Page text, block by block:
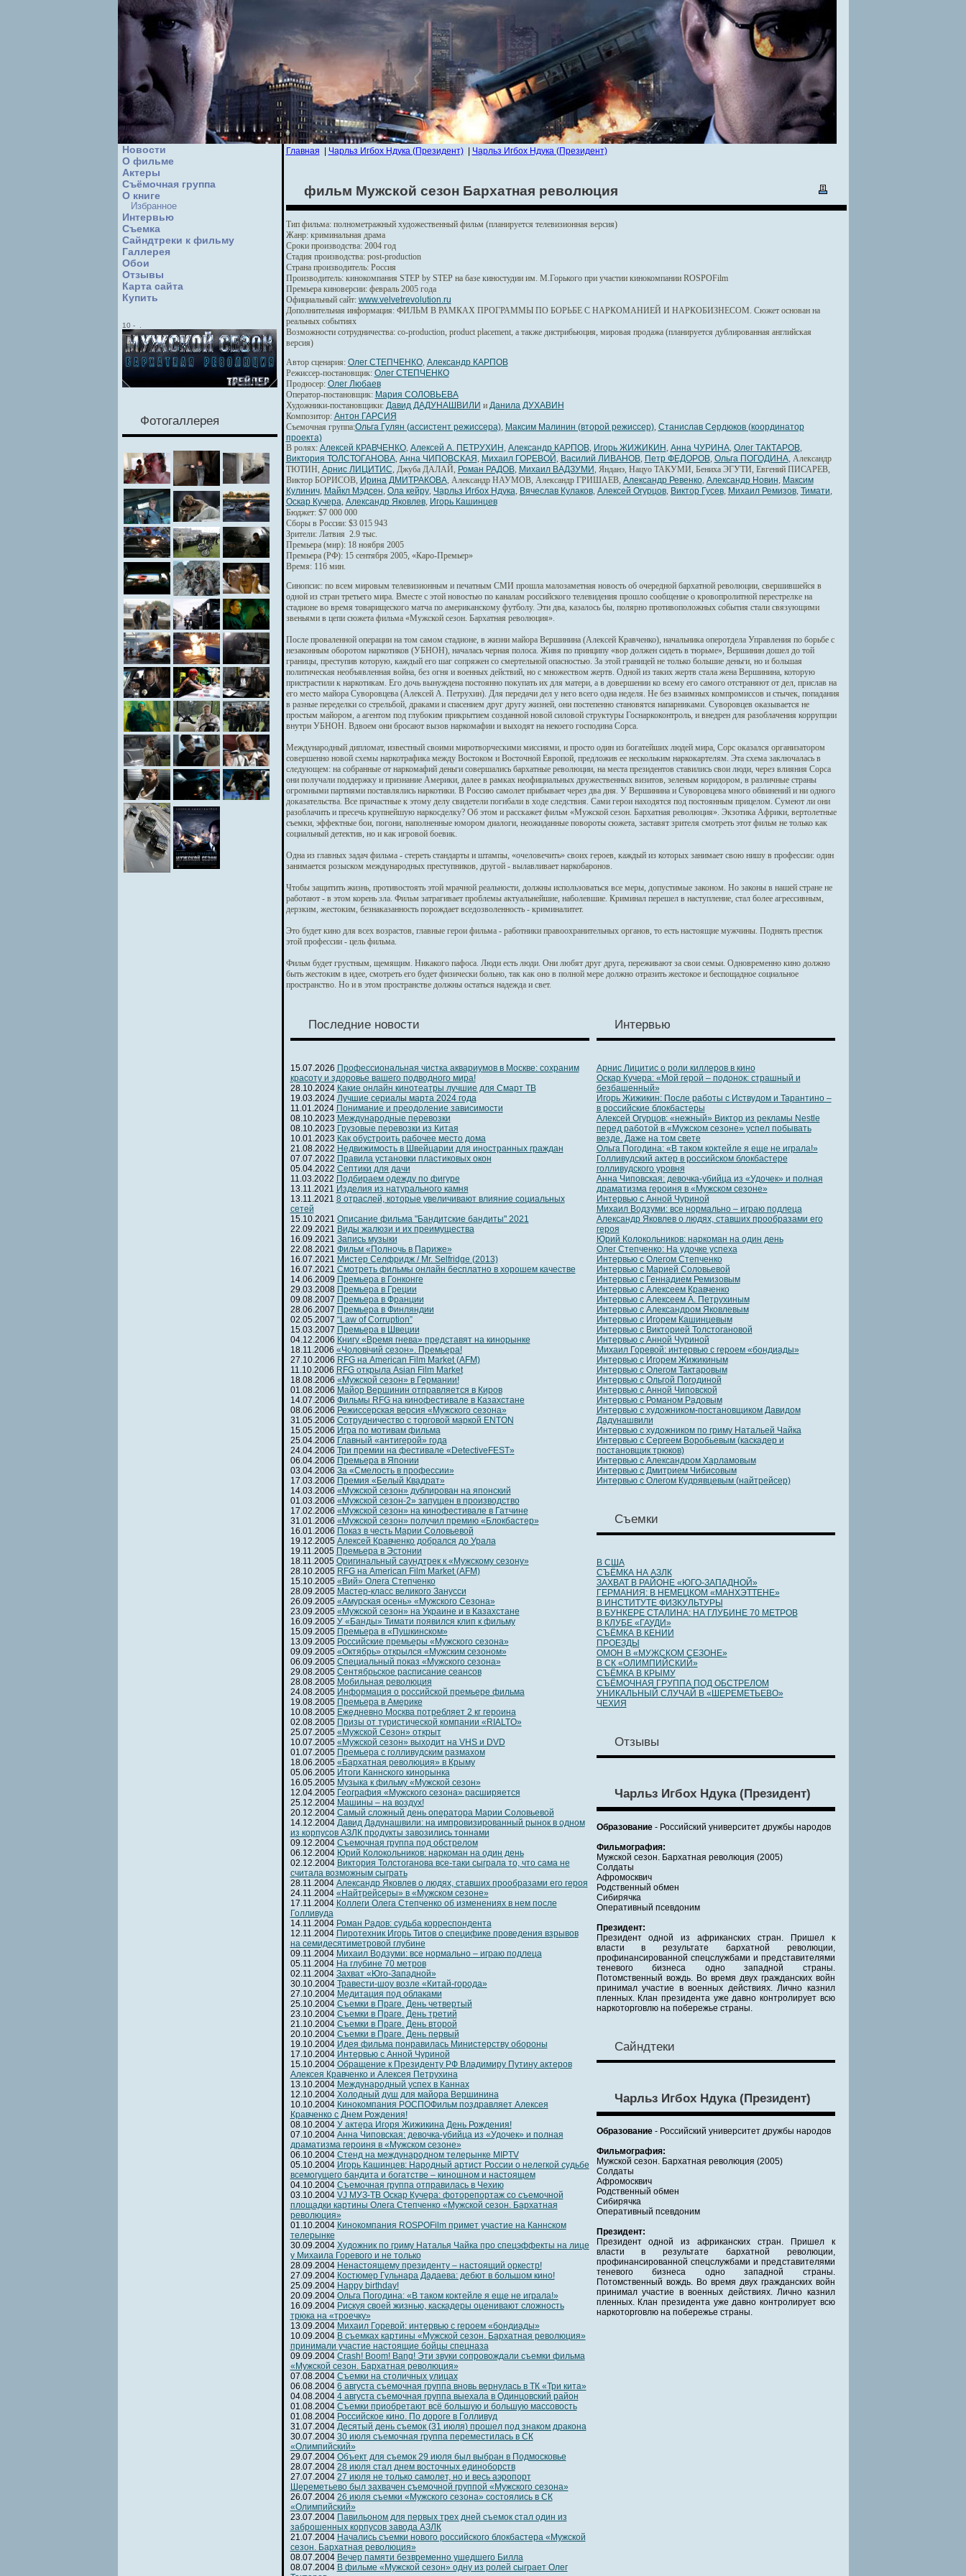
Новости
О фильме
Актеры
Съёмочная группа
О книге
Избранное
Интервью
Cъемка
Сайндтреки к фильму
Галлерея
Обои
Отзывы
Карта сайта
Купить
10 -
Фотогаллерея
Главная Чарльз Игбох Ндука (Президент) Чарльз Игбох Ндука (Президент)
фильм Мужской сезон Бархатная революция
Тип фильма:полнометражный художественный фильм (планируется телевизионная версия)
Жанр:криминальная драма
Сроки производства:2004 год
Стадия производства:post-production
Страна производитель:Россия
Производитель:кинокомпания STEP by STEP на базе киностудии им. М.Горького при участии кинокомпании ROSPOFilm
Премьера киноверсии:февраль 2005 года
Официальный сайт: www.velvetrevolution.ru
Дополнительная информация:ФИЛЬМ В РАМКАХ ПРОГРАММЫ ПО БОРЬБЕ С НАРКОМАНИЕЙ И НАРКОБИЗНЕСОМ. Сюжет основан на
реальных событиях
Возможности сотрудничества:co-production, product placement, а также дистрибьюция, мировая продажа (планируется дублированная английская
версия)
Автор сценария: Олег СТЕПЧЕНКО, Александр КАРПОВ
Режиссер-постановщик: Олег СТЕПЧЕНКО
Продюсер: Олег Любаев
Оператор-постановщик: Мария СОЛОВЬЕВА
Художники-постановщики: Давид ДАДУНАШВИЛИ и Данила ДУХАВИН
Композитор: Антон ГАРСИЯ
Съемочная группа:Ольга Гулян (ассистент режиссера), Максим Малинин (второй режиссер), Станислав Сердюков (координатор
проекта)
В ролях: Алексей КРАВЧЕНКО, Алексей А. ПЕТРУХИН, Александр КАРПОВ, Игорь ЖИЖИКИН, Анна ЧУРИНА, Олег ТАКТАРОВ,
Виктория ТОЛСТОГАНОВА, Анна ЧИПОВСКАЯ, Михаил ГОРЕВОЙ, Василий ЛИВАНОВ, Петр ФЕДОРОВ, Ольга ПОГОДИНА, Александр
ТЮТИН, Арнис ЛИЦИТИС, Джуба ДАЛАЙ, Роман РАДОВ, Михаил ВАДЗУМИ, Янданэ, Нацуо ТАКУМИ, Бениха ЭГУТИ, Евгений ПИСАРЕВ,
Виктор БОРИСОВ, Ирина ДМИТРАКОВА, Александр НАУМОВ, Александр ГРИШАЕВ, Александр Ревенко, Александр Новин, Максим
Кулинич, Майкл Мэдсен, Ола кейру, Чарльз Игбох Ндука, Вячеслав Кулаков, Алексей Огурцов, Виктор Гусев, Михаил Ремизов, Тимати,
Оскар Кучера, Александр Яковлев, Игорь Кашинцев
Бюджет: $7 000 000
Сборы в России: $3 015 943
Зрители: Латвия 2.9 тыс.
Премьера (мир): 18 ноября 2005
Премьера (РФ): 15 сентября 2005, «Каро-Премьер»
Время: 116 мин.
Синопсис:по всем мировым телевизионным и печатным СМИ прошла малозаметная новость об очередной бархатной революции, свершившейся в
одной из стран третьего мира. Вместе с этой новостью по каналам российского телевидения прошло сообщение о кровопролитной перестрелке на
стадионе во время товарищеского матча по американскому футболу. Эти два, казалось бы, полярно противоположных события стали связующими
звеньями в цепи сюжета фильма «Мужской сезон. Бархатная революция».
После проваленной операции на том самом стадионе, в жизни майора Вершинина (Алексей Кравченко), начальника оперотдела Управления по борьбе с
незаконным оборотом наркотиков (УБНОН), началась черная полоса. Живя по принципу «вор должен сидеть в тюрьме», Вершинин дошел до той
границы, преступив которую, каждый его шаг сопряжен со смертельной опасностью. За этой границей не только большие деньги, но и большая
политическая необъявленная война, без огня и военных действий, но с множеством жертв. Одной из таких жертв стала жена Вершинина, которую
пристрастили к наркотикам. Его дочь вынуждена постоянно покупать их для матери, а в довершении ко всему его самого отстраняют от дел, прислав на
его место майора Суворовцева (Алексей А. Петрухин). Для передачи дел у него всего одна неделя. Не без взаимных компромиссов и стычек, попадания
в разные переделки со стрельбой, драками и спасением друг другу жизней, они постепенно становятся напарниками. Суворовцев оказывается не
простым майором, а агентом под глубоким прикрытием созданной новой силовой структуры Госнаркоконтроль, и внедрен для разоблачения коррупции
внутри УБНОН. Вдвоем они бросают вызов наркомафии и выходят на некоего господина Сорса.
Международный дипломат, известный своими миротворческими миссиями, и просто один из богатейших людей мира, Сорс оказался организатором
совершенно новой схемы наркотрафика между Востоком и Восточной Европой, предложив ее нескольким наркокартелям. Эта схема заключалась в
следующем: на собранные от наркомафий деньги совершались бархатные революции, на места президентов ставились свои люди, через влияния Сорса
они получали поддержку и признание Америки, далее в рамках неофициальных дружественных визитов, зеленым коридором, в различные страны
огромными партиями поставлялись наркотики. В Россию самолет прибывает через два дня. У Вершинина и Суворовцева много обвинений и ни одного
доказательства. Все причастные к этому делу свидетели погибали в ходе следствия. Сами герои находятся под постоянным прицелом. Сумеют ли они
разоблачить и пресечь крупнейшую наркосделку? Об этом и расскажет фильм «Мужской сезон. Бархатная революция». Экзотика Африки, вертолетные
съемки, эффектные бои, погони, наполненные юмором диалоги, неожиданные повороты сюжета, заставят зрителя смотреть этот фильм не только как
социальный детектив, но и как игровой боевик.
Одна из главных задач фильма - стереть стандарты и штампы, «очеловечить» своих героев, каждый из которых занимает свою нишу в профессии: один
занимается розыском международных преступников, другой - вылавливает наркобаронов.
Чтобы защитить жизнь, противостоять этой мрачной реальности, должны использоваться все меры, допустимые законом. Но законы в нашей стране не
работают - в этом корень зла. Фильм затрагивает проблемы актуальнейшие, наболевшие. Криминал перешел в наступление, стал более агрессивным,
дерзким, жестоким, безнаказанность порождает вседозволенность - криминалитет.
Это будет кино для всех возрастов, главные герои фильма - работники правоохранительных органов, то есть настоящие мужчины. Поднять престиж
этой профессии - цель фильма.
Фильм будет грустным, щемящим. Никакого пафоса. Люди есть люди. Они любят друг друга, переживают за свои семьи. Одновременно кино должно
быть жестоким в идее, смотреть его будет физически больно, так как оно в полной мере должно отразить жестокое и беспощадное социальное
пространство. Но и в этом пространстве должны остаться надежда и свет.
Последние новости
15.07.2026 Профессиональная чистка аквариумов в Москве: сохраним
красоту и здоровье вашего подводного мира!
28.10.2024 Какие онлайн кинотеатры лучшие для Смарт ТВ
19.03.2024 Лучшие сериалы марта 2024 года
11.01.2024 Понимание и преодоление зависимости
08.10.2023 Международные перевозки
08.10.2023 Грузовые перевозки из Китая
10.01.2023 Как обустроить рабочее место дома
21.08.2022 Недвижимость в Швейцарии для иностранных граждан
07.07.2022 Правила установки пластиковых окон
05.04.2022 Септики для дачи
11.03.2022 Подбираем одежду по фигуре
13.11.2021 Изделия из натурального камня
13.11.2021 8 отраслей, которые увеличивают влияние социальных
сетей
15.10.2021 Описание фильма "Бандитские бандиты" 2021
22.09.2021 Виды жалюзи и их преимущества
16.09.2021 Запись музыки
22.08.2021 Фильм «Полночь в Париже»
16.07.2021 Мистер Селфридж / Mr. Selfridge (2013)
16.07.2021 Смотреть фильмы онлайн бесплатно в хорошем качестве
14.06.2009 Премьера в Гонконге
29.03.2008 Премьера в Греции
09.08.2007 Премьера в Франции
28.06.2007 Премьера в Финляндии
02.05.2007 “Law of Corruption”
15.03.2007 Премьера в Швеции
04.12.2006 Книгу «Время гнева» представят на кинорынке
18.11.2006 «Чоловiчий сезон». Премьера!
27.10.2006 RFG на American Film Market (AFM)
11.10.2006 RFG открыла Asian Film Market
18.08.2006 «Мужской сезон» в Германии!
01.08.2006 Майор Вершинин отправляется в Киров
14.07.2006 Фильмы RFG на кинофестивале в Казахстане
08.06.2006 Режиссерская версия «Мужского сезона»
31.05.2006 Сотрудничество с торговой маркой ENTON
15.05.2006 Игра по мотивам фильма
25.04.2006 Главный «антигерой» года
24.04.2006 Три премии на фестивале «DetectiveFEST»
06.04.2006 Премьера в Японии
03.04.2006 За «Смелость в профессии»
17.03.2006 Премия «Белый Квадрат»
14.03.2006 «Мужской сезон» дублирован на японский
01.03.2006 «Мужской сезон-2» запущен в производство
17.02.2006 «Мужской сезон» на кинофестивале в Гатчине
31.01.2006 «Мужской сезон» получил премию «Блокбастер»
16.01.2006 Показ в честь Марии Соловьевой
19.12.2005 Алексей Кравченко добрался до Урала
19.11.2005 Премьера в Эстонии
18.11.2005 Оригинальный саундтрек к «Мужскому сезону»
28.10.2005 RFG на American Film Market (AFM)
15.10.2005 «Вий» Олега Степченко
28.09.2005 Мастер-класс великого Занусси
26.09.2005 «Амурская осень» «Мужского Сезона»
23.09.2005 «Мужской сезон» на Украине и в Казахстане
16.09.2005 У «Банды» Тимати появился клип к фильму
15.09.2005 Премьера в «Пушкинском»
13.09.2005 Российские премьеры «Мужского сезона»
09.09.2005 «Октябрь» открылся «Мужским сезоном»
06.09.2005 Специальный показ «Мужского сезона»
29.08.2005 Сентябрьское расписание сеансов
28.08.2005 Мобильная революция
24.08.2005 Информация о российской премьере фильма
19.08.2005 Премьера в Америке
10.08.2005 Ежедневно Москва потребляет 2 кг героина
02.08.2005 Призы от туристической компании «RIALTO»
25.07.2005 «Мужской Сезон» открыт
10.07.2005 «Мужской сезон» выходит на VHS и DVD
01.07.2005 Премьера с голливудским размахом
18.06.2005 «Бархатная революция» в Крыму
05.06.2005 Итоги Каннского кинорынка
16.05.2005 Музыка к фильму «Мужской сезон»
12.04.2005 География «Мужского сезона» расширяется
25.12.2004 Машины – на воздух!
20.12.2004 Самый сложный день оператора Марии Соловьевой
14.12.2004 Давид Дадунашвили: на импровизированный рынок в одном
из корпусов АЗЛК продукты завозились тоннами
09.12.2004 Съемочная группа под обстрелом
06.12.2004 Юрий Колокольников: наркоман на один день
02.12.2004 Виктория Толстоганова все-таки сыграла то, что сама не
считала возможным сыграть
28.11.2004 Александр Яковлев о людях, ставших прообразами его героя
24.11.2004 «Найтрейсеры» в «Мужском сезоне»
17.11.2004 Коллеги Олега Степченко об изменениях в нем после
Голливуда
14.11.2004 Роман Радов: судьба корреспондента
12.11.2004 Пиротехник Игорь Титов о специфике проведения взрывов
на семидесятиметровой глубине
09.11.2004 Михаил Водзуми: все нормально – играю подлеца
05.11.2004 На глубине 70 метров
02.11.2004 Захват «Юго-Западной»
30.10.2004 Травести-шоу возле «Китай-города»
27.10.2004 Медитация под облаками
25.10.2004 Съемки в Праге. День четвертый
23.10.2004 Съемки в Праге. День третий
21.10.2004 Съемки в Праге. День второй
20.10.2004 Съемки в Праге. День первый
19.10.2004 Идея фильма понравилась Министерству обороны
17.10.2004 Интервью с Анной Чуриной
15.10.2004 Обращение к Президенту РФ Владимиру Путину актеров
Алексея Кравченко и Алексея Петрухина
13.10.2004 Международный успех в Каннах
12.10.2004 Холодный душ для майора Вершинина
10.10.2004 Кинокомпания РОСПОФильм поздравляет Алексея
Кравченко с Днем Рождения!
08.10.2004 У актера Игоря Жижикина День Рождения!
07.10.2004 Анна Чиповская: девочка-убийца из «Удочек» и полная
драматизма героиня в «Мужском сезоне»
06.10.2004 Cтенд на международном телерынке MIPTV
05.10.2004 Игорь Кашинцев: Народный артист России о нелегкой судьбе
всемогущего бандита и богатстве – киношном и настоящем
04.10.2004 Съемочная группа отправилась в Чехию
03.10.2004 VJ МУЗ-ТВ Оскар Кучера: фоторепортаж со съемочной
площадки картины Олега Степченко «Мужской сезон. Бархатная
революция»
01.10.2004 Кинокомпания ROSPOFilm примет участие на Каннском
телерынке
30.09.2004 Художник по гриму Наталья Чайка про спецэффекты на лице
у Михаила Горевого и не только
28.09.2004 Ненастоящему президенту – настоящий оркестр!
27.09.2004 Костюмер Гульнара Дадаева: дебют в большом кино!
25.09.2004 Happy birthday!
20.09.2004 Ольга Погодина: «В таком коктейле я еще не играла!»
16.09.2004 Рискуя своей жизнью, каскадеры оценивают сложность
трюка на «троечку»
13.09.2004 Михаил Горевой: интервью с героем «бондиады»
10.09.2004 В съемках картины «Мужской сезон. Бархатная революция»
принимали участие настоящие бойцы спецназа
09.09.2004 Crash! Boom! Bang! Эти звуки сопровождали съемки фильма
«Мужской сезон. Бархатная революция»
07.08.2004 Съемки на столичных улицах
06.08.2004 6 августа съемочная группа вновь вернулась в ТК «Три кита»
04.08.2004 4 августа съемочная группа выехала в Одинцовский район
01.08.2004 Съемки приобретают всё большую и большую массовость
01.08.2004 Российское кино. По дороге в Голливуд
31.07.2004 Десятый день съемок (31 июля) прошел под знаком дракона
30.07.2004 30 июля съемочная группа переместилась в СК
«Олимпийский»
29.07.2004 Объект для съемок 29 июля был выбран в Подмосковье
28.07.2004 28 июля стал днем восточных единоборств
27.07.2004 27 июля не только самолет, но и весь аэропорт
Шереметьево был захвачен съемочной группой «Мужского сезона»
26.07.2004 26 июля съемки «Мужского сезона» состоялись в СК
«Олимпийский»
23.07.2004 Павильоном для первых трех дней съемок стал один из
заброшенных корпусов завода АЗЛК
21.07.2004 Начались съемки нового российского блокбастера «Мужской
сезон. Бархатная революция»
08.07.2004 Вечер памяти безвременно ушедшего Билла
08.07.2004 В фильме «Мужской сезон» одну из ролей сыграет Олег
Интервью
Арнис Лицитис о роли киллеров в кино
Оскар Кучера: «Мой герой – подонок: страшный и
безбашенный»
Игорь Жижикин: После работы с Иствудом и Тарантино –
в российские блокбастеры
Алексей Огурцов: «нежный» Виктор из рекламы Nestle
перед работой в «Мужском сезоне» успел побывать
везде. Даже на том свете
Ольга Погодина: «В таком коктейле я еще не играла!»
Голливудский актер в российском блокбастере
голливудского уровня
Анна Чиповская: девочка-убийца из «Удочек» и полная
драматизма героиня в «Мужском сезоне»
Интервью с Анной Чуриной
Михаил Водзуми: все нормально – играю подлеца
Александр Яковлев о людях, ставших прообразами его
героя
Юрий Колокольников: наркоман на один день
Олег Степченко: На удочке успеха
Интервью с Олегом Степченко
Интервью с Марией Соловьевой
Интервью с Геннадием Ремизовым
Интервью с Алексеем Кравченко
Интервью с Алексеем А. Петрухиным
Интервью с Александром Яковлевым
Интервью с Игорем Кашинцевым
Интервью с Викторией Толстогановой
Интервью с Анной Чуриной
Михаил Горевой: интервью с героем «бондиады»
Интервью с Игорем Жижикиным
Интервью с Олегом Тактаровым
Интервью с Ольгой Погодиной
Интервью с Анной Чиповской
Интервью с Романом Радовым
Интервью c художником-постановщиком Давидом
Дадунашвили
Интервью с художником по гриму Натальей Чайка
Интервью с Сергеем Воробьевым (каскадер и
постановщик трюков)
Интервью с Александром Харламовым
Интервью с Дмитрием Чибисовым
Интервью с Олегом Кудрявцевым (найтрейсер)
Съемки
В США
СЪЁМКА НА АЗЛК
ЗАХВАТ В РАЙОНЕ «ЮГО-ЗАПАДНОЙ»
ГЕРМАНИЯ: В НЕМЕЦКОМ «МАНХЭТТЕНЕ»
В ИНСТИТУТЕ ФИЗКУЛЬТУРЫ
В БУНКЕРЕ СТАЛИНА: НА ГЛУБИНЕ 70 МЕТРОВ
В КЛУБЕ «ГАУДИ»
СЪЁМКА В КЕНИИ
ПРОЕЗДЫ
ОМОН В «МУЖСКОМ СЕЗОНЕ»
В СК «ОЛИМПИЙСКИЙ»
СЪЁМКА В КРЫМУ
СЪЁМОЧНАЯ ГРУППА ПОД ОБСТРЕЛОМ
УНИКАЛЬНЫЙ СЛУЧАЙ В «ШЕРЕМЕТЬЕВО»
ЧЕХИЯ
Отзывы
Чарльз Игбох Ндука (Президент)
Образование- Российский университет дружбы народов
Фильмография:
Мужской сезон. Бархатная революция (2005)
Солдаты
Афромосквич
Родственный обмен
Сибирячка
Оперативный псевдоним
Президент:
Президент одной из африканских стран. Пришел к
власти в результате бархатной революции,
профинансированной спецслужбами и представителями
теневого бизнеса одно западной страны.
Потомственный вождь. Во время двух гражданских войн
принимал участие в военных действиях. Лично казнил
пленных. Клан президента уже давно контролирует всю
наркоторговлю на побережье страны.
Сайндтеки
Чарльз Игбох Ндука (Президент)
Образование- Российский университет дружбы народов
Фильмография:
Мужской сезон. Бархатная революция (2005)
Солдаты
Афромосквич
Родственный обмен
Сибирячка
Оперативный псевдоним
Президент:
Президент одной из африканских стран. Пришел к
власти в результате бархатной революции,
профинансированной спецслужбами и представителями
теневого бизнеса одно западной страны.
Потомственный вождь. Во время двух гражданских войн
принимал участие в военных действиях. Лично казнил
пленных. Клан президента уже давно контролирует всю
наркоторговлю на побережье страны.